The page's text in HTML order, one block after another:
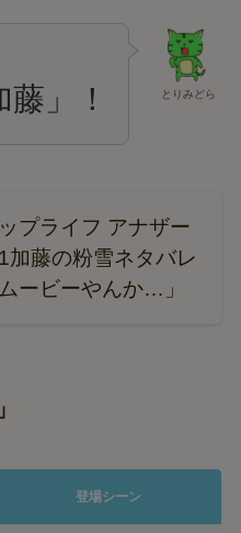
とりみどら
藤」！
プライフ アナザー
加藤の粉雪ネタバレ
ービーやんか…」
登場シーン